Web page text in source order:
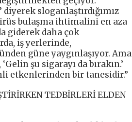
sloganlaştırdığımız
bulaşma ihtimalini en aza
giderek daha çok
iş yerlerinde,
güne yaygınlaşıyor. Ama
şu sigarayı da bırakın.’
etkenlerinden bir tanesidir.”
TEDBİRLERİ ELDEN